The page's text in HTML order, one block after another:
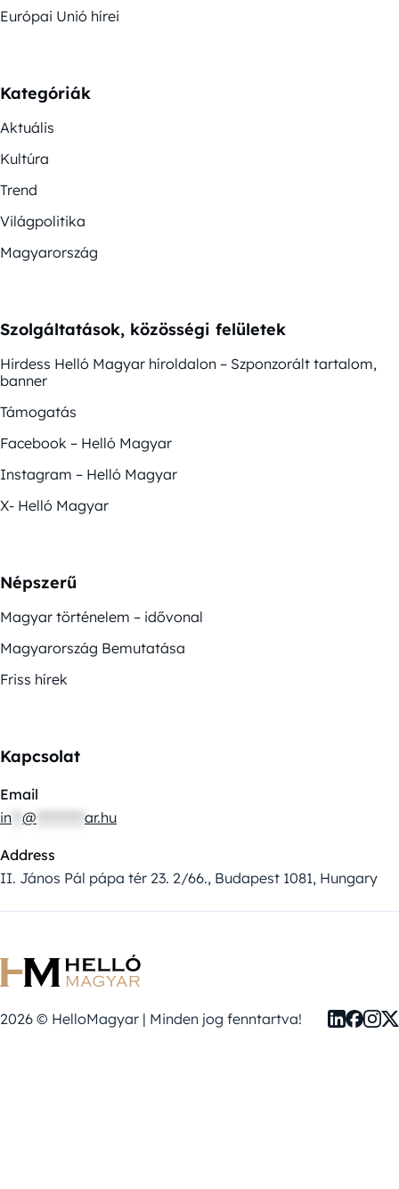
Európai Unió hírei
Kategóriák
Aktuális
Kultúra
Trend
Világpolitika
Magyarország
Szolgáltatások, közösségi felületek
Hirdess Helló Magyar híroldalon – Szponzorált tartalom,
banner
Támogatás
Facebook – Helló Magyar
Instagram – Helló Magyar
X- Helló Magyar
Népszerű
Magyar történelem – idővonal
Magyarország Bemutatása
Friss hírek
Kapcsolat
Email
in @ ar.hu
Address
II. János Pál pápa tér 23. 2/66., Budapest 1081, Hungary
2026 © HelloMagyar | Minden jog fenntartva!